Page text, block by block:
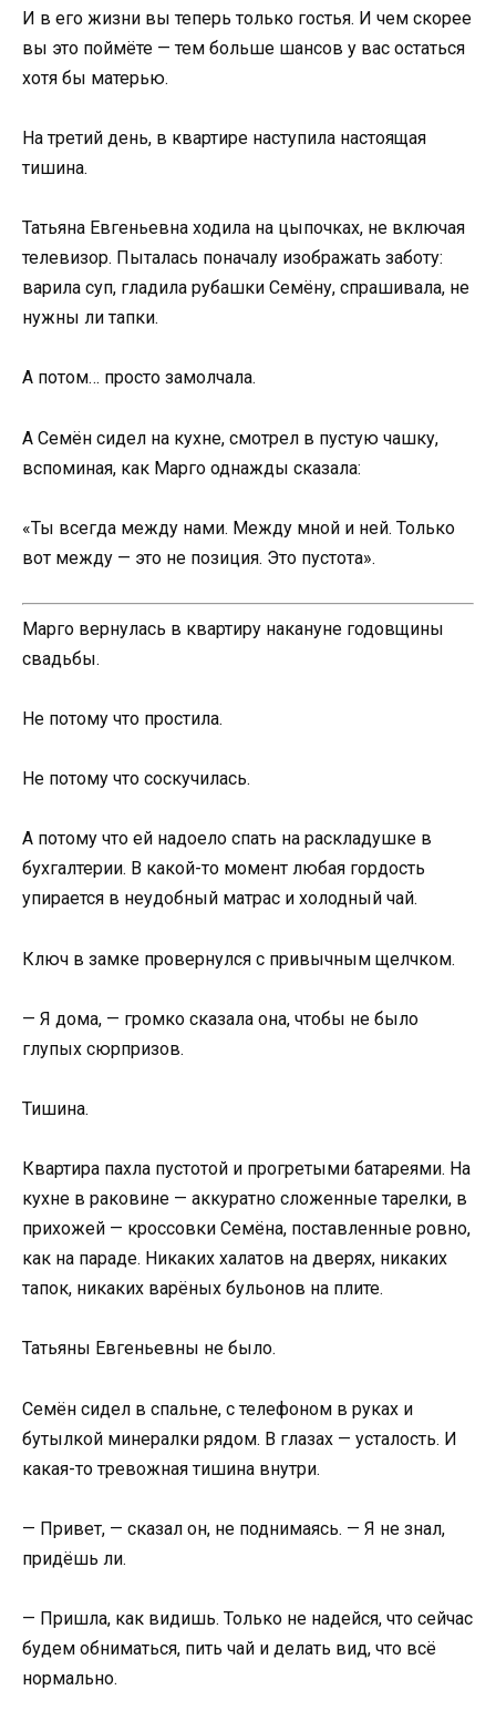
И в его жизни вы теперь только гостья. И чем скорее
вы это поймёте — тем больше шансов у вас остаться
хотя бы матерью.
На третий день, в квартире наступила настоящая
тишина.
Татьяна Евгеньевна ходила на цыпочках, не включая
телевизор. Пыталась поначалу изображать заботу:
варила суп, гладила рубашки Семёну, спрашивала, не
нужны ли тапки.
А потом… просто замолчала.
А Семён сидел на кухне, смотрел в пустую чашку,
вспоминая, как Марго однажды сказала:
«Ты всегда между нами. Между мной и ней. Только
вот между — это не позиция. Это пустота».
Марго вернулась в квартиру накануне годовщины
свадьбы.
Не потому что простила.
Не потому что соскучилась.
А потому что ей надоело спать на раскладушке в
бухгалтерии. В какой-то момент любая гордость
упирается в неудобный матрас и холодный чай.
Ключ в замке провернулся с привычным щелчком.
— Я дома, — громко сказала она, чтобы не было
глупых сюрпризов.
Тишина.
Квартира пахла пустотой и прогретыми батареями. На
кухне в раковине — аккуратно сложенные тарелки, в
прихожей — кроссовки Семёна, поставленные ровно,
как на параде. Никаких халатов на дверях, никаких
тапок, никаких варёных бульонов на плите.
Татьяны Евгеньевны не было.
Семён сидел в спальне, с телефоном в руках и
бутылкой минералки рядом. В глазах — усталость. И
какая-то тревожная тишина внутри.
— Привет, — сказал он, не поднимаясь. — Я не знал,
придёшь ли.
— Пришла, как видишь. Только не надейся, что сейчас
будем обниматься, пить чай и делать вид, что всё
нормально.